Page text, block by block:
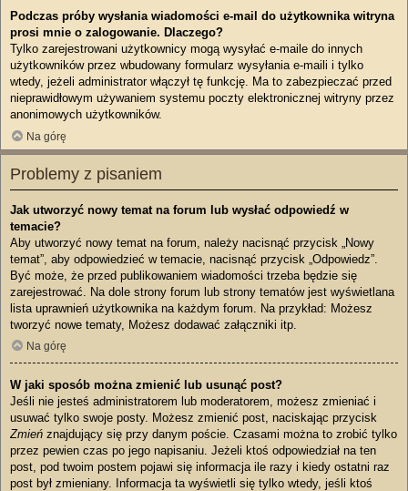
Podczas próby wysłania wiadomości e-mail do użytkownika witryna
prosi mnie o zalogowanie. Dlaczego?
Tylko zarejestrowani użytkownicy mogą wysyłać e-maile do innych
użytkowników przez wbudowany formularz wysyłania e-maili i tylko
wtedy, jeżeli administrator włączył tę funkcję. Ma to zabezpieczać przed
nieprawidłowym używaniem systemu poczty elektronicznej witryny przez
anonimowych użytkowników.
Na górę
Problemy z pisaniem
Jak utworzyć nowy temat na forum lub wysłać odpowiedź w
temacie?
Aby utworzyć nowy temat na forum, należy nacisnąć przycisk „Nowy
temat”, aby odpowiedzieć w temacie, nacisnąć przycisk „Odpowiedz”.
Być może, że przed publikowaniem wiadomości trzeba będzie się
zarejestrować. Na dole strony forum lub strony tematów jest wyświetlana
lista uprawnień użytkownika na każdym forum. Na przykład: Możesz
tworzyć nowe tematy, Możesz dodawać załączniki itp.
Na górę
W jaki sposób można zmienić lub usunąć post?
Jeśli nie jesteś administratorem lub moderatorem, możesz zmieniać i
usuwać tylko swoje posty. Możesz zmienić post, naciskając przycisk
Zmień znajdujący się przy danym poście. Czasami można to zrobić tylko
przez pewien czas po jego napisaniu. Jeżeli ktoś odpowiedział na ten
post, pod twoim postem pojawi się informacja ile razy i kiedy ostatni raz
post był zmieniany. Informacja ta wyświetli się tylko wtedy, jeśli ktoś